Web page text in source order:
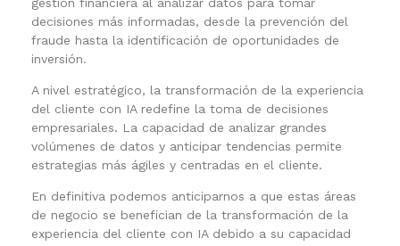
decisiones más informadas, desde la prevención del
fraude hasta la identificación de oportunidades de
inversión.
A nivel estratégico, la transformación de la experiencia
del cliente con IA redefine la toma de decisiones
empresariales. La capacidad de analizar grandes
volúmenes de datos y anticipar tendencias permite
estrategias más ágiles y centradas en el cliente.
En definitiva podemos anticiparnos a que estas áreas
de negocio se benefician de la transformación de la
experiencia del cliente con IA debido a su capacidad